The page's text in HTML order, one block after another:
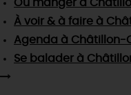
Visitesgourmandes
Vins etvignobles
Chic,une aire de
Par ici les
Des
(re)Découvrir
SE
Où manger à
À voir & à faire à
Agenda à Châtillon-
Se balader à